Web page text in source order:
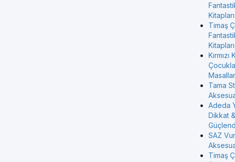
Kitapları
Timaş
Kitapları
Masallar
Tama
Adeda
Dikkat
SAZ
Timaş